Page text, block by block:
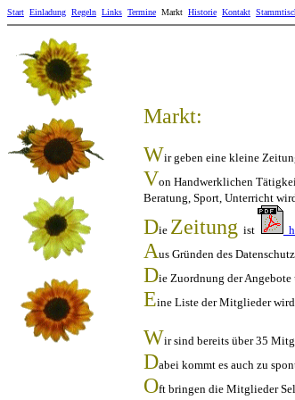
Start Einladung Regeln Links Termine Markt Historie Kontakt
Markt:
Wir geben eine kleine
Von Handwerklichen
Beratung, Sport, Unterricht
Die Zeitung ist
Aus Gründen des
Die Zuordnung der
Eine Liste der Mitglieder
Wir sind bereits über 35
Dabei kommt es auch zu
Oft bringen die Mitglieder